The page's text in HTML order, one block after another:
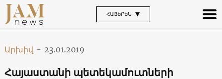
ՀԱՅԵՐԵՆ
Արխիվ - 23.01.2019
Հայաստանի պետեկամուտների